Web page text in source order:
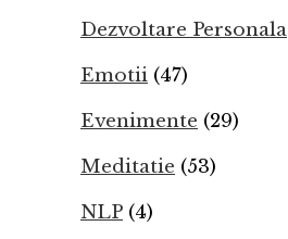
Dezvoltare Personala
Emotii (47)
Evenimente (29)
Meditatie (53)
NLP (4)